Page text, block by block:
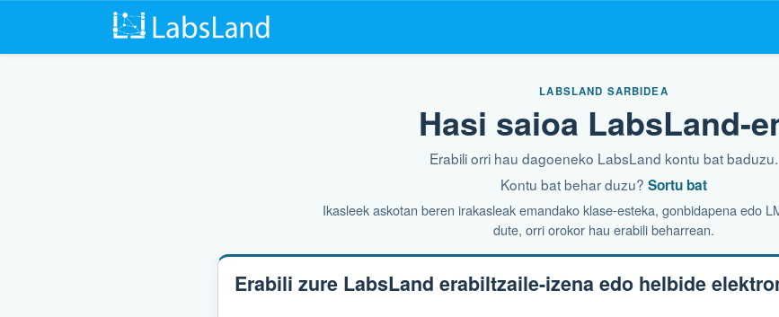
LABSLAND SARBIDEA
Hasi saioa LabsLand-
Erabili orri hau dagoeneko LabsLand kontu bat baduzu.
Kontu bat behar duzu? Sortu bat
Ikasleek askotan beren irakasleak emandako klase-esteka, gonbidapena edo
dute, orri orokor hau erabili beharrean.
Erabili zure LabsLand erabiltzaile-izena edo helbide